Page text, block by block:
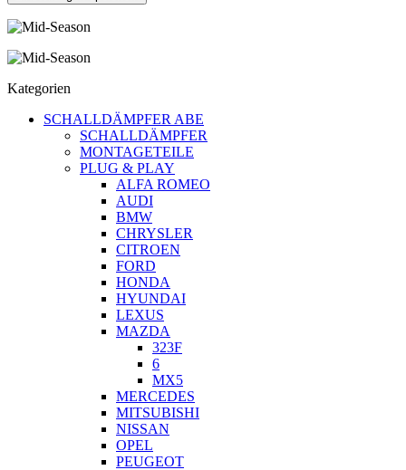
Kategorien
SCHALLDÄMPFER ABE
SCHALLDÄMPFER
MONTAGETEILE
PLUG & PLAY
ALFA ROMEO
AUDI
BMW
CHRYSLER
CITROEN
FORD
HONDA
HYUNDAI
LEXUS
MAZDA
323F
6
MX5
MERCEDES
MITSUBISHI
NISSAN
OPEL
PEUGEOT